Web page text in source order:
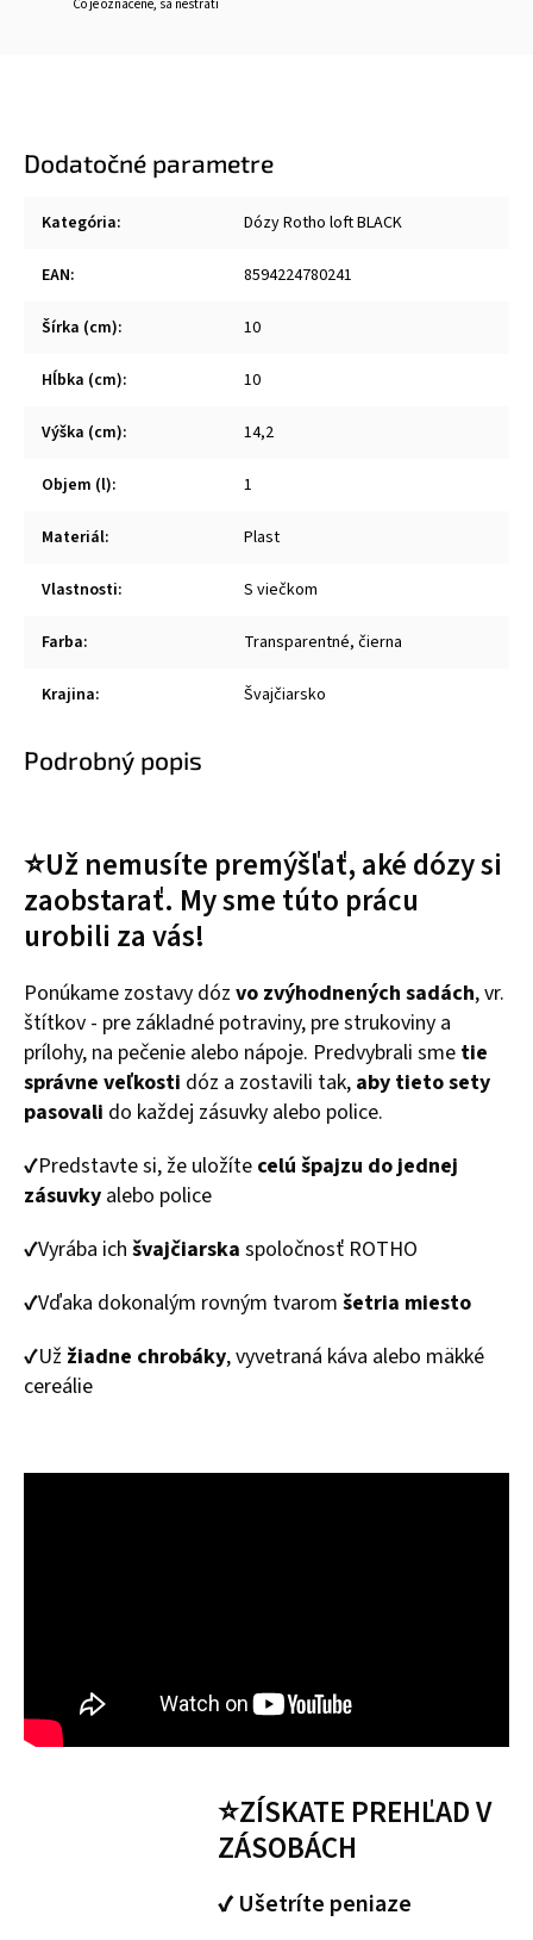
Čo je označené, sa nestratí
Dodatočné parametre
Kategória: Dózy Rotho loft BLACK
EAN: 8594224780241
Šírka (cm): 10
Hĺbka (cm): 10
Výška (cm): 14,2
Objem (l): 1
Materiál: Plast
Vlastnosti: S viečkom
Farba: Transparentné, čierna
Krajina: Švajčiarsko
Podrobný popis
⭐Už nemusíte premýšľať, aké dózy si
zaobstarať. My sme túto prácu
urobili za vás!
Ponúkame zostavy dóz vo zvýhodnených sadách, vr.
štítkov - pre základné potraviny, pre strukoviny a
prílohy, na pečenie alebo nápoje. Predvybrali sme tie
správne veľkosti dóz a zostavili tak, aby tieto sety
pasovali do každej zásuvky alebo police.
✔Predstavte si, že uložíte celú špajzu do jednej
zásuvky alebo police
✔Vyrába ich švajčiarska spoločnosť ROTHO
✔Vďaka dokonalým rovným tvarom šetria miesto
✔Už žiadne chrobáky, vyvetraná káva alebo mäkké
cereálie
⭐ZÍSKATE PREHĽAD V
ZÁSOBÁCH
✔ Ušetríte peniaze